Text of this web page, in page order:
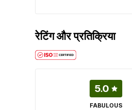
रेटिंग और प्रतिक्रिया
5.0
FABULOUS